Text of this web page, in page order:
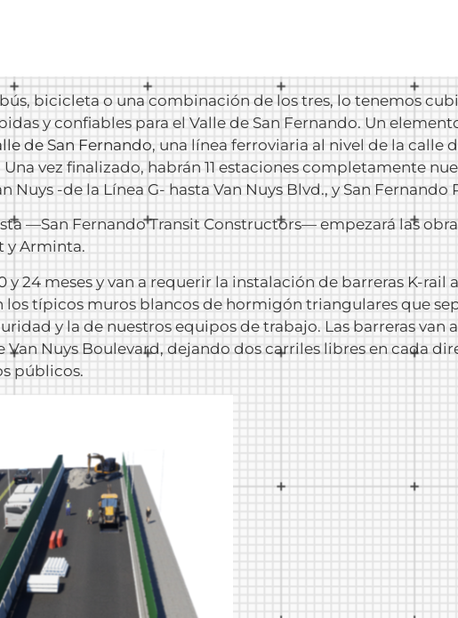
bicicleta o una combinación de los tres, lo tenemos
y confiables para el Valle de San Fernando. Un
de San Fernando, una línea ferroviaria al nivel de la calle
vez finalizado, habrán 11 estaciones completamente
Nuys -de la Línea G- hasta Van Nuys Blvd., y San Fernando
—San Fernando Transit Constructors— empezará las
y Arminta.
y 24 meses y van a requerir la instalación de barreras K-rail
los típicos muros blancos de hormigón triangulares que
y la de nuestros equipos de trabajo. Las barreras van
Nuys Boulevard, dejando dos carriles libres en cada
públicos.